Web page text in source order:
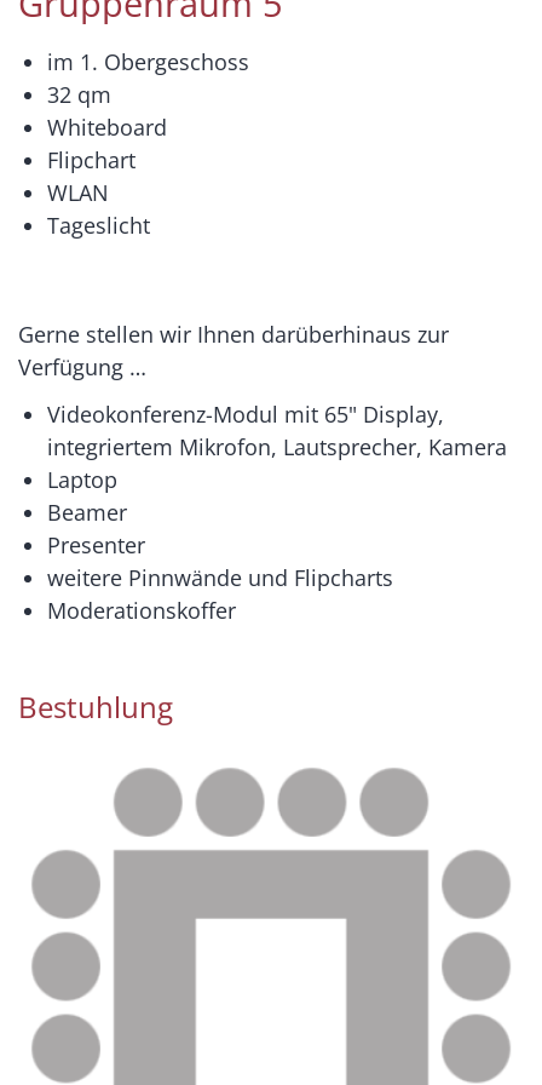
im 1. Obergeschoss
32 qm
Whiteboard
Flipchart
WLAN
Tageslicht
Gerne stellen wir Ihnen darüberhinaus zur
Verfügung …
Videokonferenz-Modul mit 65" Display,
integriertem Mikrofon, Lautsprecher, Kamera
Laptop
Beamer
Presenter
weitere Pinnwände und Flipcharts
Moderationskoffer
Bestuhlung